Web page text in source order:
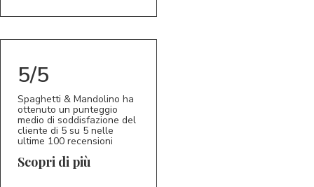
5/5
Spaghetti & Mandolino ha
ottenuto un punteggio
medio di soddisfazione del
cliente di 5 su 5 nelle
ultime 100 recensioni
Scopri di più